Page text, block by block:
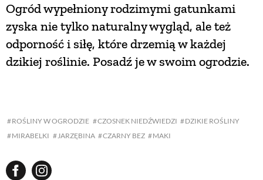
ROŚLINY W OGRODZIE CZOSNEK NIEDŹWIEDZI
DZIKIE ROŚLINY
MIRABELKI
JARZĘBINA CZARNY BEZ MAKI
Ogród wypełniony rodzimymi gatunkami
zyska nie tylko naturalny wygląd, ale też
odporność i siłę, które drzemią w każdej
dzikiej roślinie. Posadź je w swoim ogrodzie.
PROJEKTOWANIE OGRODU
NATURALNIE
NATURALNA APTECZKA